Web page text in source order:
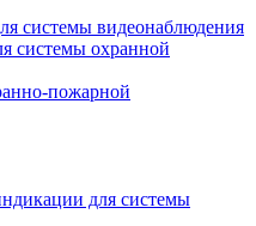
системы видеонаблюдения
системы охранной
пожарной
для системы